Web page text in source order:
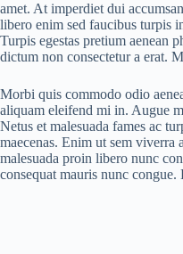
amet. At imperdiet dui
libero enim sed faucibus turpis
Turpis egestas pretium aenean
dictum non consectetur a erat.
Morbi quis commodo odio
aliquam eleifend mi in. Augue
Netus et malesuada fames ac
maecenas. Enim ut sem
malesuada proin libero nunc
consequat mauris nunc